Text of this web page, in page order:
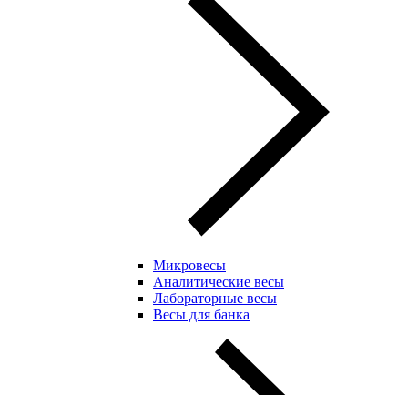
Микровесы
Аналитические весы
Лабораторные весы
Весы для банка